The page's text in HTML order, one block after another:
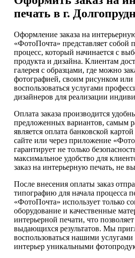
печать в г.
Оформление заказа на
«ФотоПочта» представляет собой
процесс, который начинается с
продукта и дизайна. Клиентам
галерея с образцами, где можно
фотографией, своим рисунком или
воспользоваться услугами
дизайнеров для реализации
Оплата заказа производится
предложенных вариантов, самым
является оплата банковской
сайте или через приложение
гарантирует не только
максимальное удобство для
заказ на интерьерную печать, не
После внесения оплаты заказ
типографию для начала процесса
«ФотоПочта» использует только
оборудование и качественные
интерьерной печати, что
выдающихся результатов. Мы
воспользоваться нашими
интерьер уникальными